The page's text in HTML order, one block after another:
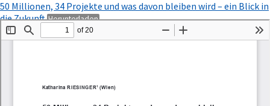
Zu
Artikeldetails
zurückkehren
50 Millionen, 34 Projekte und was davon bleiben wird – ein Blick in
die ZukunftHerunterladenPDF